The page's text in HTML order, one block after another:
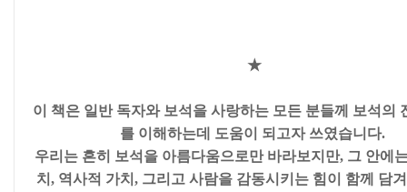
★
이 책은 일반 독자와 보석을 사랑하는 모든 분들께 보석의
를 이해하는데 도움이 되고자 쓰였습니다.
우리는 흔히 보석을 아름다움으로만 바라보지만, 그 안에
치, 역사적 가치, 그리고 사람을 감동시키는 힘이 함께 담